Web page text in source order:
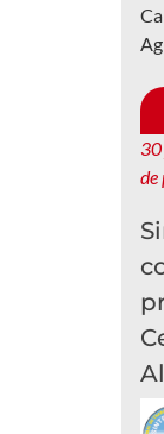
de